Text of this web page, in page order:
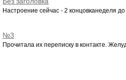
Настроение сейчас - 2 концовканеделя
№3
Прочитала их переписку в контакте.